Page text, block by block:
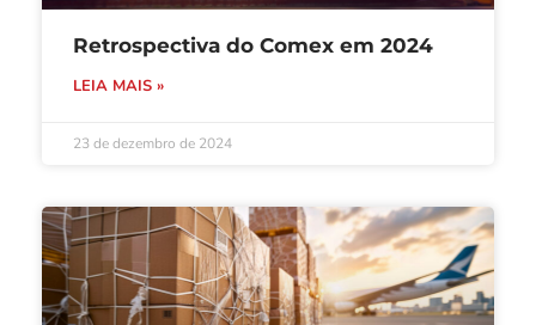
Retrospectiva do Comex em 2024
LEIA MAIS »
23 de dezembro de 2024